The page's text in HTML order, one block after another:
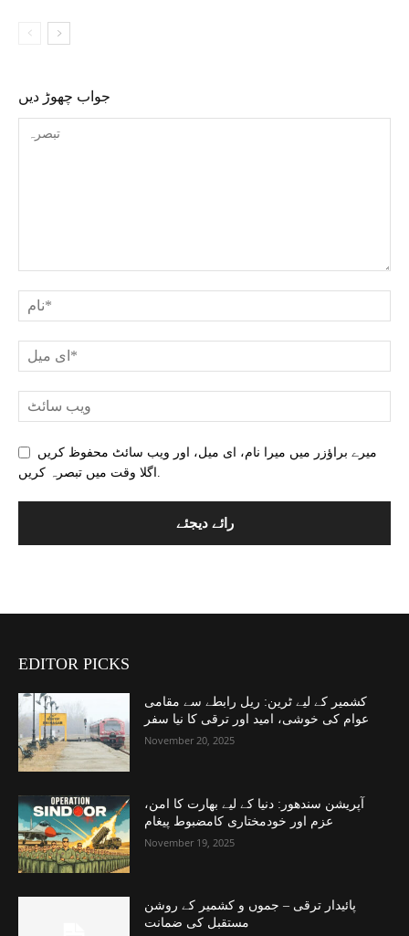
جواب چھوڑ دیں
میرے براؤزر میں میرا نام، ای میل، اور ویب سائٹ محفوظ کریں
EDITOR PICKS
کشمیر کے لیے ٹرین: ریل رابطے سے مقامی
عوام کی خوشی، امید اور ترقی کا نیا سفر
November 20, 2025
آپریشن سندھور: دنیا کے لیے بھارت کا امن،
عزم اور خودمختاری کامضبوط پیغام
November 19, 2025
پائیدار ترقی – جموں و کشمیر کے روشن
مستقبل کی ضمانت